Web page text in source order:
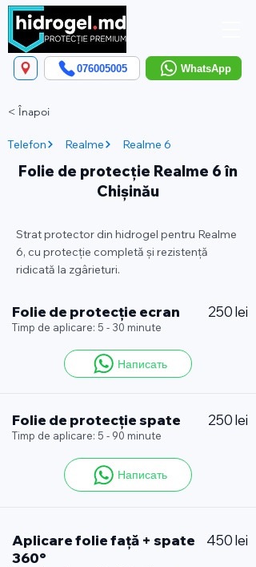
WhatsApp
076005005
< Înapoi
Telefon Realme Realme 6
Folie de protecție Realme 6 în
Chișinău
Strat protector din hidrogel pentru Realme
6, cu protecție completă și rezistență
ridicată la zgârieturi.
Folie de protecție ecran 250 lei
Timp de aplicare: 5 - 30 minute
Написать
Folie de protecție spate 250 lei
Timp de aplicare: 5 - 90 minute
Написать
Aplicare folie față + spate
360°
450 lei